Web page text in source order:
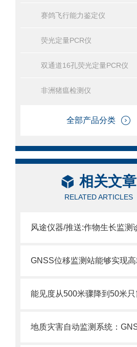
赛鸽飞行能力鉴定仪
荧光定量PCR仪
双通道16孔荧光定量PCR仪
非洲猪瘟检测仪
全部产品分类
相关文章
RELATED ARTICLES